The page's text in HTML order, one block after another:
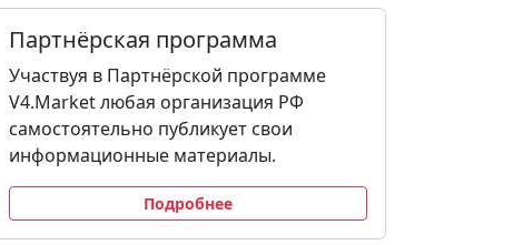
Партнёрская программа
Участвуя в Партнёрской программе
V4.Market любая организация РФ
самостоятельно публикует свои
информационные материалы.
Подробнее